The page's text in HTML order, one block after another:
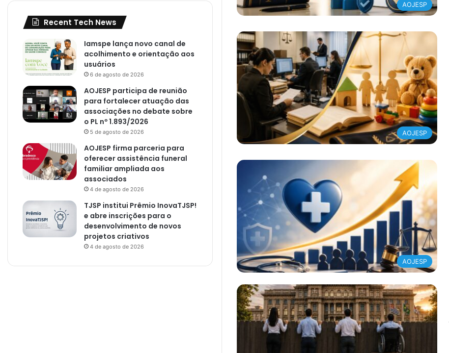
AOJESP
AOJESP
AOJESP
Recent Tech News
Iamspe lança novo canal de
acolhimento e orientação aos
usuários
6 de agosto de 2026
AOJESP participa de reunião
para fortalecer atuação das
associações no debate sobre
o PL nº 1.893/2026
5 de agosto de 2026
AOJESP firma parceria para
oferecer assistência funeral
familiar ampliada aos
associados
4 de agosto de 2026
TJSP institui Prêmio InovaTJSP!
e abre inscrições para o
desenvolvimento de novos
projetos criativos
4 de agosto de 2026